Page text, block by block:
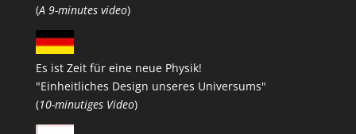
(A 9-minutes video)
Es ist Zeit für eine neue Physik!
"Einheitliches Design unseres Universums"
(10-minutiges Video)